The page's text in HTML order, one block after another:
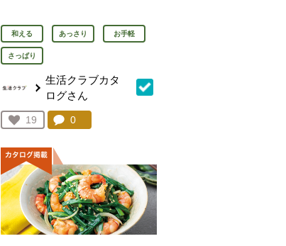
和える あっさり お手軽
さっぱり
生活クラブカタ
ログさん
お気に入り登録：
19
人が登録
コメント：
0件。コメントを見る。